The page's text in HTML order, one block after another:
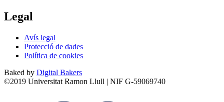
Legal
Avís legal
Protecció de dades
Política de cookies
Baked by Digital Bakers
©2019 Universitat Ramon Llull | NIF G-59069740